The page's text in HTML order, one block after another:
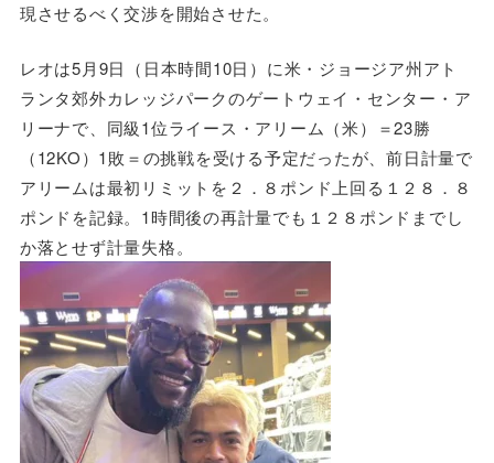
現させるべく交渉を開始させた。
レオは5月9日（日本時間10日）に米・ジョージア州アト
ランタ郊外カレッジパークのゲートウェイ・センター・ア
リーナで、同級1位ライース・アリーム（米）＝23勝
（12KO）1敗＝の挑戦を受ける予定だったが、前日計量で
アリームは最初リミットを２．８ポンド上回る１２８．８
ポンドを記録。1時間後の再計量でも１２８ポンドまでし
か落とせず計量失格。